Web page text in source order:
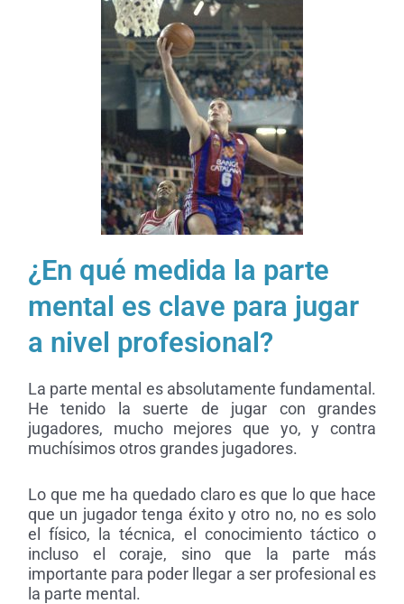
¿En qué medida la parte
mental es clave para jugar
a nivel profesional?
La parte mental es absolutamente fundamental.
He tenido la suerte de jugar con grandes
jugadores, mucho mejores que yo, y contra
muchísimos otros grandes jugadores.
Lo que me ha quedado claro es que lo que hace
que un jugador tenga éxito y otro no, no es solo
el físico, la técnica, el conocimiento táctico o
incluso el coraje, sino que la parte más
importante para poder llegar a ser profesional es
la parte mental.